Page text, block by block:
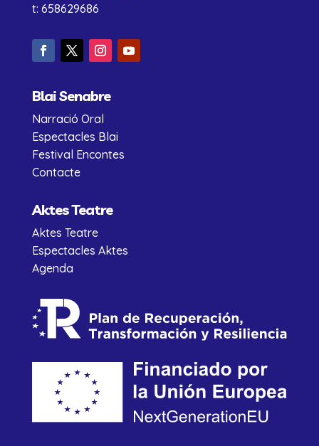
t: 658629686
Blai Senabre
Narració Oral
Espectacles Blai
Festival Encontes
Contacte
Aktes Teatre
Aktes Teatre
Espectacles Aktes
Agenda